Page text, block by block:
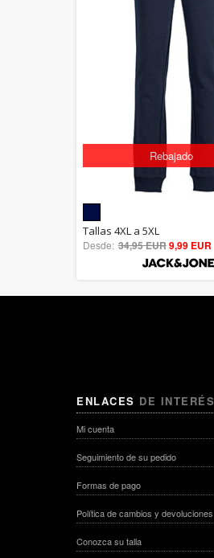
Rebajado
5.00
out of 5
Tallas 4XL a 5XL
Desde: 34,95 EUR9,99 EUR
ENLACES DE INTERÉS
Mi cuenta
Seguimiento de su pedido
Formas de pago
Política de cambios y devoluciones
Conozca su talla